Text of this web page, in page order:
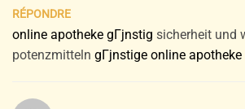
RÉPONDRE
online apotheke gГјnstig sicherheit und
potenzmitteln gГјnstige online apotheke